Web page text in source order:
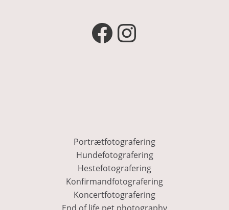
Portrætfotografering
Hundefotografering
Hestefotografering
Konfirmandfotografering
Koncertfotografering